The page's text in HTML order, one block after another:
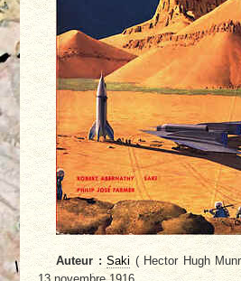
Auteur : Saki ( Hector Hugh